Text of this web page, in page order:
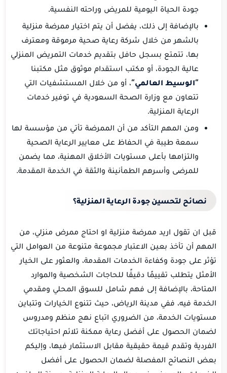
جودة الحياة اليومية للمريض وراحته النفسية.
بالإضافة إلى ذلك، يفضل أن يتم اختيار ممرضة منزلية
بالشهر من خلال شركة رعاية صحية مرموقة ومعترف
بها، تتمتع بسجل حافل بتقديم خدمات التمريض المنزلي
عالية الجودة، أو مكتب استقدام موثوق مثل مكتبنا
“الوسيط العالمي“، أو من خلال المستشفيات التي
تتعاون مع وزارة الصحة السعودية في توفير خدمات
الرعاية المنزلية.
ومن المهم التأكد من أن الممرضة تأتي من مؤسسة لها
سمعة طيبة في الحفاظ على معايير الرعاية الصحية
والتزامها بأعلى مستويات الأخلاق المهنية، مما يضمن
للمرضى وأسرهم الطمأنينة والثقة في الخدمة المقدمة.
نصائح لتحسين جودة الرعاية المنزلية؟
قبل ان تقول اريد ممرضة منزلية او احتاج ممرض منزلي، من
المهم أن تأخذ بعين الاعتبار مجموعة متنوعة من العوامل التي
تؤثر على جودة وكفاءة الخدمات المقدمة، والعثور على الخيار
الأمثل يتطلب تقييمًا دقيقًا للحاجات الشخصية والموارد
المتاحة، بالإضافة إلى فهم شامل للسوق المحلي ومقدمي
الخدمة فيه، ففي مدينة الرياض، حيث تتنوع الخيارات وتتباين
مستويات الخدمة، من الضروري اتباع نهج منظم ومدروس
لضمان الحصول على أفضل رعاية ممكنة تلائم احتياجاتك
الفردية وتقدم قيمة حقيقية مقابل الاستثمار فيها، وإليكم
بعض النصائح المفصلة لضمان الحصول على أفضل